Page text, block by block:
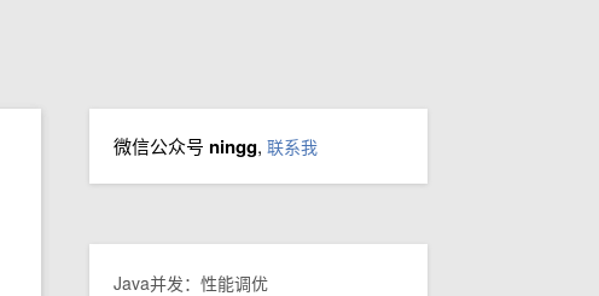
微信公众号 ningg, 联系我
Java并发：性能调优